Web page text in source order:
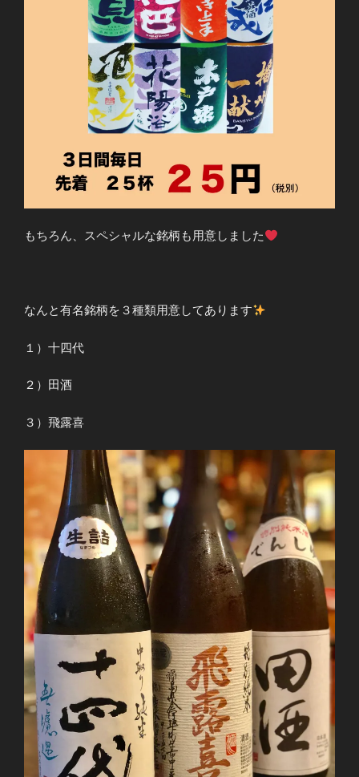
もちろん、スペシャルな銘柄も用意しました
なんと有名銘柄を３種類用意してあります
１）十四代
２）田酒
３）飛露喜